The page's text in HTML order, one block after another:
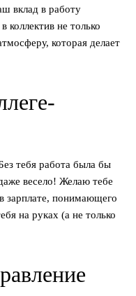
вклад в работу
не только
которая делает
тебя работа была бы
весело! Желаю тебе
зарплате, понимающего
на руках (а не только